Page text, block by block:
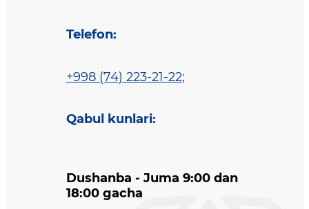
Telefon:
+998 (74) 223-21-22;
Qabul kunlari:
Dushanba - Juma 9:00 dan
18:00 gacha